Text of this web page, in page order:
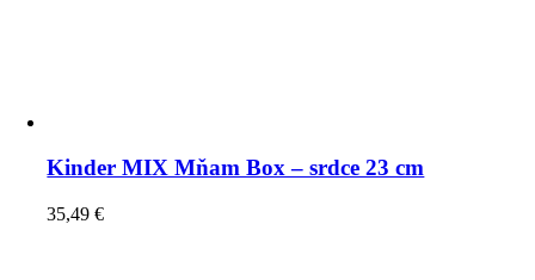
Kinder MIX Mňam Box – srdce 23 cm
35,49€